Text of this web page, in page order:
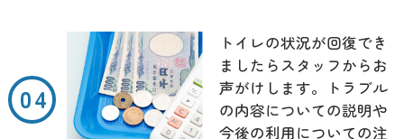
トイレの状況が回復でき
ましたらスタッフからお
声がけします。トラブル
の内容についての説明や
今後の利用についての注